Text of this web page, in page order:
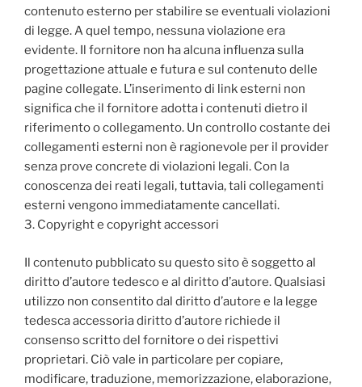
contenuto esterno per stabilire se eventuali violazioni
di legge.A quel tempo, nessuna violazione era
evidente. Il fornitore non ha alcuna influenza sulla
progettazione attuale e futura e sul contenuto delle
pagine collegate. L’inserimento di link esterni non
significa che il fornitore adotta i contenuti dietro il
riferimento o collegamento. Un controllo costante dei
collegamenti esterni non è ragionevole per il provider
senza prove concrete di violazioni legali. Con la
conoscenza dei reati legali, tuttavia, tali collegamenti
esterni vengono immediatamente cancellati.
3. Copyright e copyright accessori
Il contenuto pubblicato su questo sito è soggetto al
diritto d’autore tedesco e al diritto d’autore. Qualsiasi
utilizzo non consentito dal diritto d’autore e la legge
tedesca accessoria diritto d’autore richiede il
consenso scritto del fornitore o dei rispettivi
proprietari. Ciò vale in particolare per copiare,
modificare, traduzione, memorizzazione, elaborazione,